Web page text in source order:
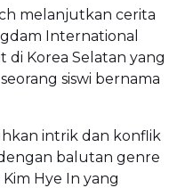
melanjutkan cerita
International
di Korea Selatan yang
siswi bernama
intrik dan konflik
balutan genre
Hye In yang